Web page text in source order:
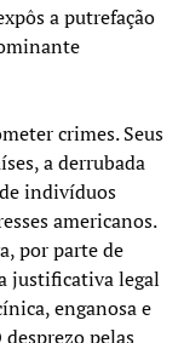
a putrefação
crimes. Seus
a derrubada
indivíduos
americanos.
por parte de
justificativa legal
enganosa e
pelas